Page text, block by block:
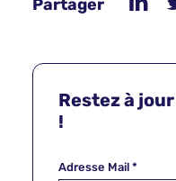
Partager
Restez à
!
Adresse Mail *